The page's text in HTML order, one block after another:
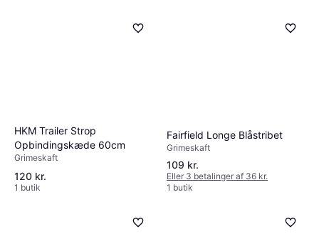
HKM Trailer Strop
Opbindingskæde 60cm
Grimeskaft
120 kr.
1 butik
Fairfield Longe Blåstribet
Grimeskaft
109 kr.
Eller 3 betalinger af 36 kr.
1 butik